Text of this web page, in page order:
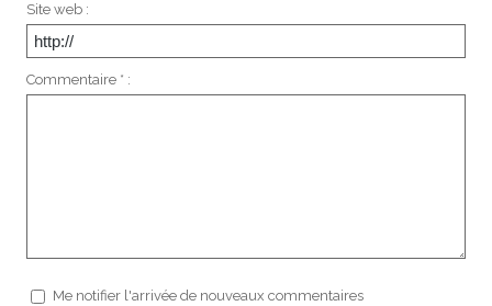
Site web :
Commentaire * :
Me notifier l'arrivée de nouveaux commentaires